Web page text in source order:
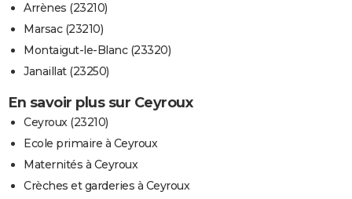
Arrènes (23210)
Marsac (23210)
Montaigut-le-Blanc (23320)
Janaillat (23250)
En savoir plus sur Ceyroux
Ceyroux (23210)
Ecole primaire à Ceyroux
Maternités à Ceyroux
Crèches et garderies à Ceyroux